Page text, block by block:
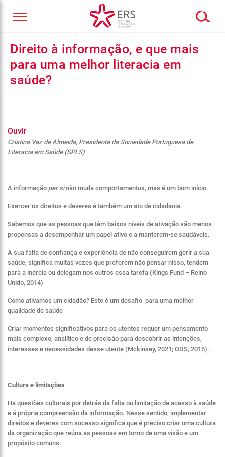
Direito à informação, e que mais
para uma melhor literacia em
saúde?
Ouvir
Cristina Vaz de Almeida, Presidente da Sociedade Portuguesa de
Literacia em Saúde (SPLS)
A informação per sinão muda comportamentos, mas é um bom início.
Exercer os direitos e deveres é também um ato de cidadania.
Sabemos que as pessoas que têm baixos níveis de ativação são menos
propensas a desempenhar um papel ativo e a manterem-se saudáveis.
A sua falta de confiança e experiência de não conseguirem gerir a sua
saúde, significa muitas vezes que preferem não pensar nisso, tendem
para a inércia ou delegam nos outros essa tarefa (Kings Fund – Reino
Unido, 2014)
Como ativamos um cidadão? Este é um desafio para uma melhor
qualidade de saúde
Criar momentos significativos para os utentes requer um pensamento
mais complexo, analítico e de precisão para descobrir as intenções,
interesses e necessidades desse utente (Mckinsey, 2021; ODS, 2015).
Cultura e limitações
Ha questões culturais por detrás da falta ou limitação de acesso à saúde
e á própria compreensão da informação. Nesse sentido, implementar
direitos e deveres com sucesso significa que é preciso criar uma cultura
da organização que reúna as pessoas em torno de uma visão e um
propósito comuns.